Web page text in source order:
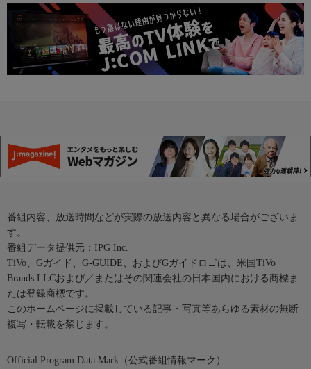
番組内容、放送時間などが実際の放送内容と異なる場合がございま
す。
番組データ提供元：IPG Inc.
TiVo、Gガイド、G-GUIDE、およびGガイドロゴは、米国TiVo
Brands LLCおよび／またはその関連会社の日本国内における商標ま
たは登録商標です。
このホームページに掲載している記事・写真等あらゆる素材の無断
複写・転載を禁じます。
Official Program Data Mark（公式番組情報マーク）